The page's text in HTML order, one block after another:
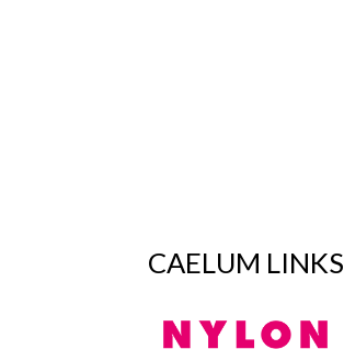
CAELUM LINKS